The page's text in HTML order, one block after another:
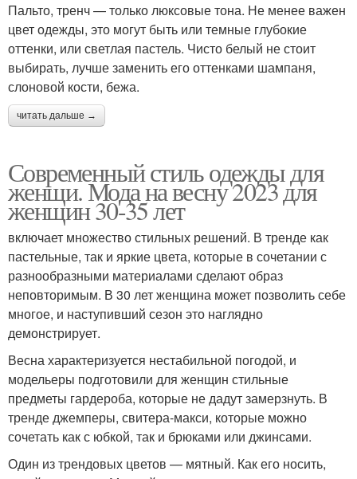
Пальто, тренч — только люксовые тона. Не менее важен
цвет одежды, это могут быть или темные глубокие
оттенки, или светлая пастель. Чисто белый не стоит
выбирать, лучше заменить его оттенками шампаня,
слоновой кости, бежа.
читать дальше →
Современный стиль одежды для
женщи. Мода на весну 2023 для
женщин 30-35 лет
включает множество стильных решений. В тренде как
пастельные, так и яркие цвета, которые в сочетании с
разнообразными материалами сделают образ
неповторимым. В 30 лет женщина может позволить себе
многое, и наступивший сезон это наглядно
демонстрирует.
Весна характеризуется нестабильной погодой, и
модельеры подготовили для женщин стильные
предметы гардероба, которые не дадут замерзнуть. В
тренде джемперы, свитера-макси, которые можно
сочетать как с юбкой, так и брюками или джинсами.
Один из трендовых цветов — мятный. Как его носить,